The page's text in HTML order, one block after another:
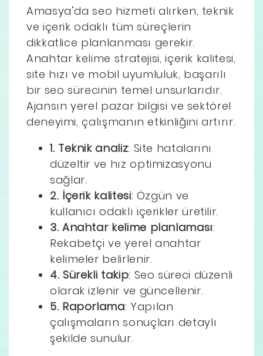
Amasya’da seo hizmeti alırken, teknik
ve içerik odaklı tüm süreçlerin
dikkatlice planlanması gerekir.
Anahtar kelime stratejisi, içerik kalitesi,
site hızı ve mobil uyumluluk, başarılı
bir seo sürecinin temel unsurlarıdır.
Ajansın yerel pazar bilgisi ve sektörel
deneyimi, çalışmanın etkinliğini artırır.
1. Teknik analiz: Site hatalarını
düzeltir ve hız optimizasyonu
sağlar.
2. İçerik kalitesi: Özgün ve
kullanıcı odaklı içerikler üretilir.
3. Anahtar kelime planlaması:
Rekabetçi ve yerel anahtar
kelimeler belirlenir.
4. Sürekli takip: Seo süreci düzenli
olarak izlenir ve güncellenir.
5. Raporlama: Yapılan
çalışmaların sonuçları detaylı
şekilde sunulur.